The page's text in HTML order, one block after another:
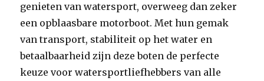
genieten van watersport, overweeg dan zeker
een opblaasbare motorboot. Met hun gemak
van transport, stabiliteit op het water en
betaalbaarheid zijn deze boten de perfecte
keuze voor watersportliefhebbers van alle